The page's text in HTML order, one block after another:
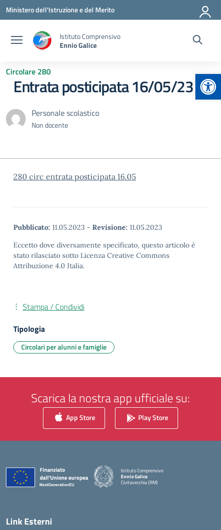
Vai ai contenuti
Vai al menu di navigazione
Vai al footer
Ministero dell'Istruzione e del Merito
Istituto Comprensivo
Ennio Galice
Circolare 280
Entrata posticipata 16/05/23
Personale scolastico
Non docente
280 circ entrata posticipata 16.05
Pubblicato: 11.05.2023 - Revisione: 11.05.2023
Eccetto dove diversamente specificato, questo articolo è
stato rilasciato sotto Licenza Creative Commons
Attribuzione 4.0 Italia.
Stampa / Condividi
Tipologia
Circolari per alunni e famiglie
Scarica la nostra app ufficiale su:
App Store Play Store
Istituto Comprensivo
Ennio Galice
Civitavecchia (RM)
Link Esterni